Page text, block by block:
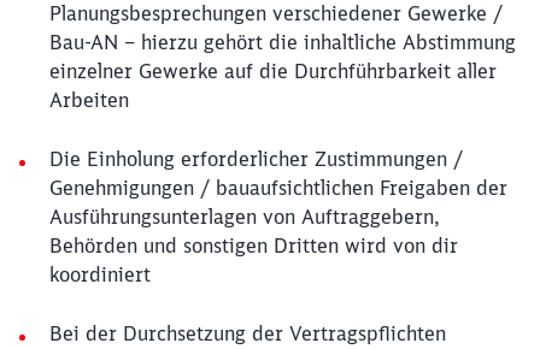
Planungsbesprechungen verschiedener Gewerke /
Bau-AN – hierzu gehört die inhaltliche Abstimmung
einzelner Gewerke auf die Durchführbarkeit aller
Arbeiten
Die Einholung erforderlicher Zustimmungen /
Genehmigungen / bauaufsichtlichen Freigaben der
Ausführungsunterlagen von Auftraggebern,
Behörden und sonstigen Dritten wird von dir
koordiniert
Bei der Durchsetzung der Vertragspflichten